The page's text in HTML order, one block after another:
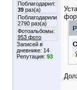
Поблагодарил:
39 раз(а)
Поблагодарили
2790 раз(а)
Фотоальбомы:
953 фото
Записей в
дневнике: 14
Репутация: 93